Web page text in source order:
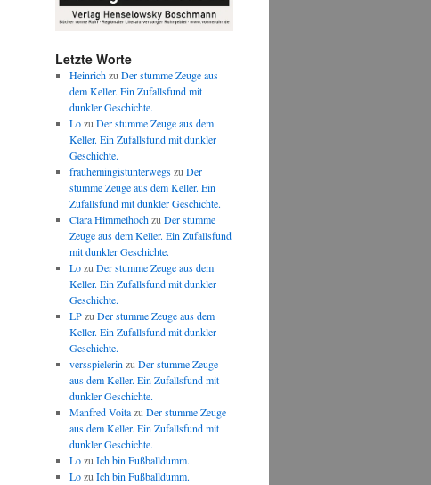
Letzte Worte
HeinrichzuDer stumme Zeuge aus
dem Keller. Ein Zufallsfund mit
dunkler Geschichte.
LozuDer stumme Zeuge aus dem
Keller. Ein Zufallsfund mit dunkler
Geschichte.
frauhemingistunterwegszuDer
stumme Zeuge aus dem Keller. Ein
Zufallsfund mit dunkler Geschichte.
Clara HimmelhochzuDer stumme
Zeuge aus dem Keller. Ein Zufallsfund
mit dunkler Geschichte.
LozuDer stumme Zeuge aus dem
Keller. Ein Zufallsfund mit dunkler
Geschichte.
LPzuDer stumme Zeuge aus dem
Keller. Ein Zufallsfund mit dunkler
Geschichte.
versspielerinzuDer stumme Zeuge
aus dem Keller. Ein Zufallsfund mit
dunkler Geschichte.
Manfred VoitazuDer stumme Zeuge
aus dem Keller. Ein Zufallsfund mit
dunkler Geschichte.
LozuIch bin Fußballdumm.
LozuIch bin Fußballdumm.